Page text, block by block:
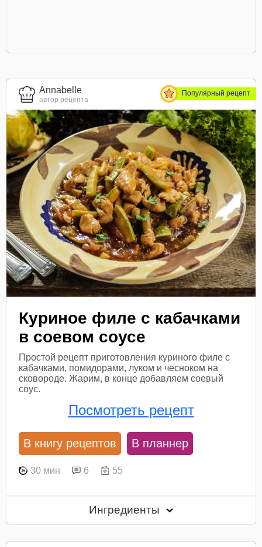
Annabelle
автор рецепта
Популярный рецепт
Куриное филе с кабачками
в соевом соусе
Простой рецепт приготовления куриного филе с
кабачками, помидорами, луком и чесноком на
сковороде. Жарим, в конце добавляем соевый
соус.
Посмотреть рецепт
В книгу рецептов В планнер
30 мин 6 55
Ингредиенты